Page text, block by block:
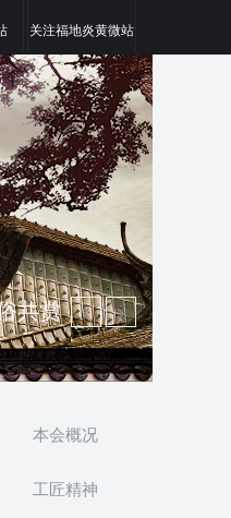
关注福地炎黄微站
精英
共赏
本会概况
工匠精神